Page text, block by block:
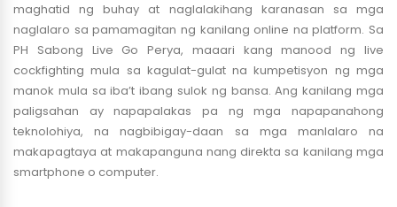
maghatid ng buhay at naglalakihang karanasan sa mga
naglalaro sa pamamagitan ng kanilang online na platform. Sa
PH Sabong Live Go Perya, maaari kang manood ng live
cockfighting mula sa kagulat-gulat na kumpetisyon ng mga
manok mula sa iba’t ibang sulok ng bansa. Ang kanilang mga
paligsahan ay napapalakas pa ng mga napapanahong
teknolohiya, na nagbibigay-daan sa mga manlalaro na
makapagtaya at makapanguna nang direkta sa kanilang mga
smartphone o computer.